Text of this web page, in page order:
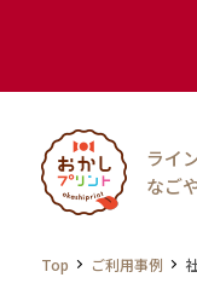
ライ
なご
Top ご利用事例